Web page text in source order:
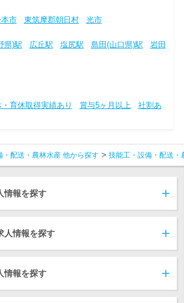
市 東筑摩郡朝日村
光市
県)駅 広丘駅 塩尻駅 島田(山口県)駅
岩田
・育休取得実績あり 賞与5ヶ月以上
社割あ
・配送・農林水産 他から探す 技能工・設備・配送・
情報を探す
人情報を探す
情報を探す